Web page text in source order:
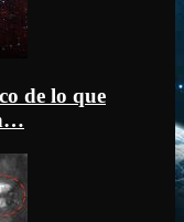
de lo que